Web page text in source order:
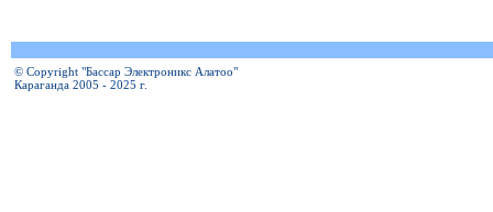
© Copyright "Бассар Электроникс Алатоо"
Караганда 2005 - 2025 г.